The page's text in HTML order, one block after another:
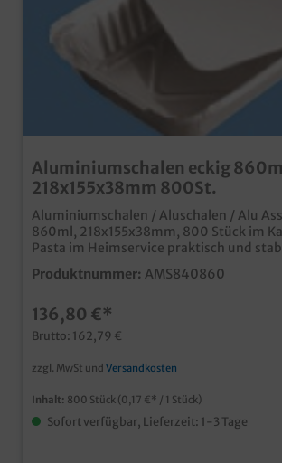
Aluminiumschalen eckig
218x155x38mm 800St.
Aluminiumschalen / Aluschalen / Alu
860ml, 218x155x38mm, 800 Stück im Karton
Pasta im Heimservice praktisch und stabil passender
alukaschierter Deckel erhältlich
Produktnummer: AMS840860
136,80 €*
Brutto: 162,79 €
zzgl. MwSt und Versandkosten
Inhalt: 800 Stück (0,17 €* / 1 Stück)
Sofort verfügbar, Lieferzeit: 1-3 Tage